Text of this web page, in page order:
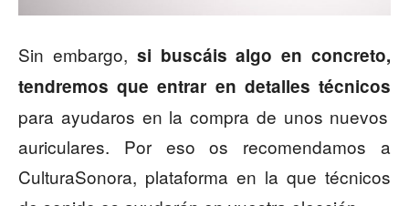
Sin embargo, si buscáis algo en concreto,
tendremos que entrar en detalles técnicos
para ayudaros en la compra de unos nuevos
auriculares. Por eso os recomendamos a
CulturaSonora, plataforma en la que técnicos